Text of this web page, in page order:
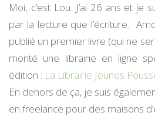
Moi, c’est Lou. J’ai 26 ans et je
par la lecture que l’écriture.
publié un premier livre (qui ne
monté une librairie en ligne
édition : La Librairie Jeunes
En dehors de ça, je suis
en freelance pour des maisons